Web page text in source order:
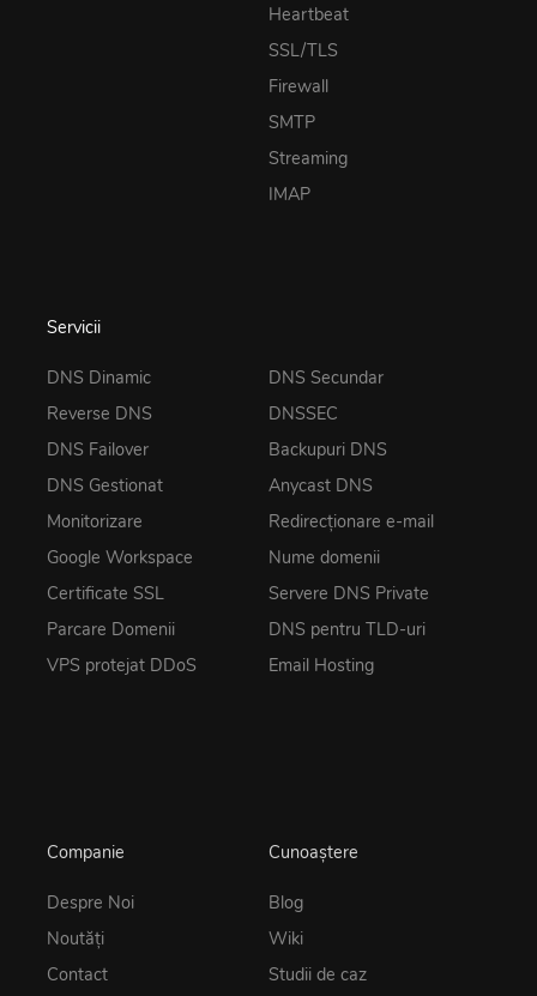
Heartbeat
SSL/TLS
Firewall
SMTP
Streaming
IMAP
Servicii
DNS Dinamic
Reverse DNS
DNS Failover
DNS Gestionat
Monitorizare
Google Workspace
Certificate SSL
Parcare Domenii
VPS protejat DDoS
DNS Secundar
DNSSEC
Backupuri DNS
Anycast DNS
Redirecționare e-mail
Nume domenii
Servere DNS Private
DNS pentru TLD-uri
Email Hosting
Companie
Despre Noi
Noutăţi
Contact
Cunoaștere
Blog
Wiki
Studii de caz